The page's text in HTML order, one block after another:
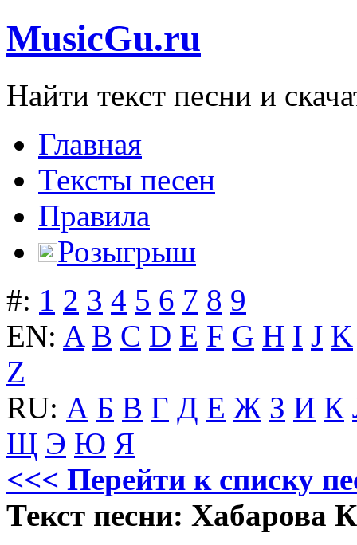
MusicGu.ru
Найти текст песни и
Главная
Тексты песен
Правила
Розыгрыш
#: 1 2 3 4 5 6 7 8 9
EN: A B C D E F G H I J K
Z
RU: А Б В Г Д Е Ж З И К
Щ Э Ю Я
<<< Перейти к списку
Текст песни: Хабарова